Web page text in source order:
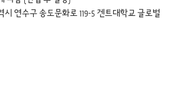
시 연수구 송도문화로 119-5 겐트대학교 글로벌